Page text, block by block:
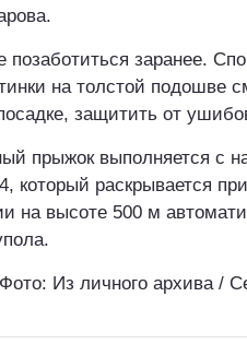
заранее.
на толстой подошве
защитить от
прыжок выполняется с
который раскрывается
на высоте 500 м
Из личного архива /